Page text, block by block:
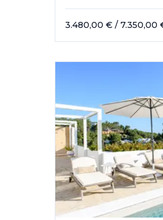
3.480,00 € / 7.350,00